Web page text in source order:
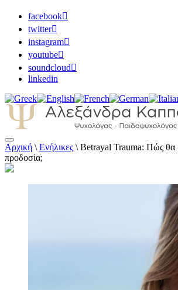
facebook
twitter
instagram
youtube
soundcloud
linkedin
Αλεξάνδρα Καππάτου
Παιδοψυχολόγος
Αρχική \ Ενήλικες \ Betrayal Trauma: Πώς θα
προδοσία;